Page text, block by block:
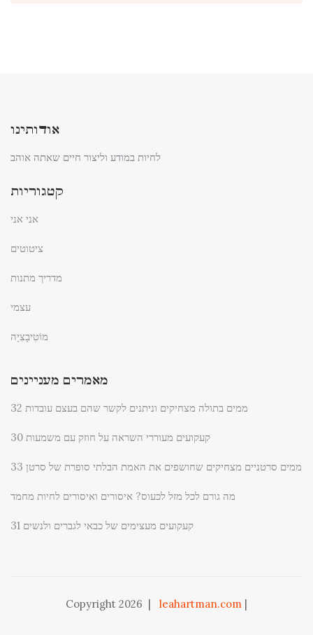
אודותינו
לחיות במודע וליצור חיים שאתה אוהב
קטגוריות
אני אני
ציטוטים
מדריך מתנות
עצמי
מוֹטִיבָצִיָה
מאמרים מעניינים
32 ממים בתולה מצחיקים וניתנים לקשר שהם בעצם עובדות
30 קעקועים מעוררי השראה על חוזק עם משמעות
33 ממים סרטניים מצחיקים שחושפים את האמת הבלתי סופרת של סרטן
מה גורם לכל מזל לכעוס? איסורים ואיסורים לחיות מחמד
31 קעקועים מעצימים של כבאי לגברים ולנשים
Copyright 2026 | leahartman.com |